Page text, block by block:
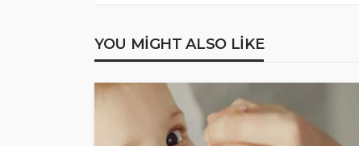
YOU MIGHT ALSO LIKE